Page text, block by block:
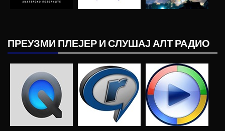
ПРЕУЗМИ ПЛЕЈЕР И СЛУШАЈ АЛТ РАДИО